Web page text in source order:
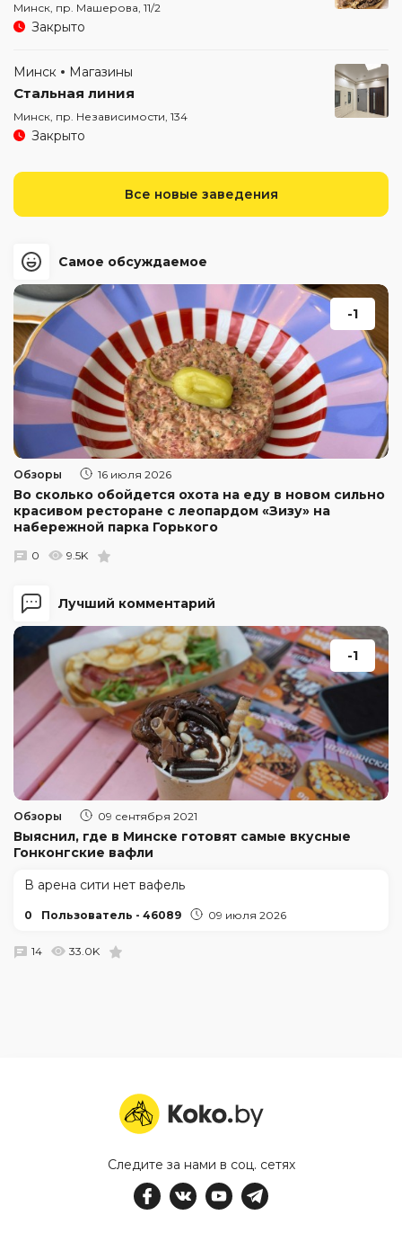
Минск, пр. Машерова, 11/2
Закрыто
Минск Магазины
Стальная линия
Минск, пр. Независимости, 134
Закрыто
Все новые заведения
Лучший комментарий
-1
Обзоры 09 сентября 2021
Выяснил, где в Минске готовят самые вкусные
Гонконгские вафли
В арена сити нет вафель
0 Пользователь - 46089 09 июля 2026
14 33.0K
Самое обсуждаемое
-1
Обзоры 16 июля 2026
Во сколько обойдется охота на еду в новом сильно
красивом ресторане с леопардом «Зизу» на
набережной парка Горького
0 9.5K
Следите за нами в соц. сетях